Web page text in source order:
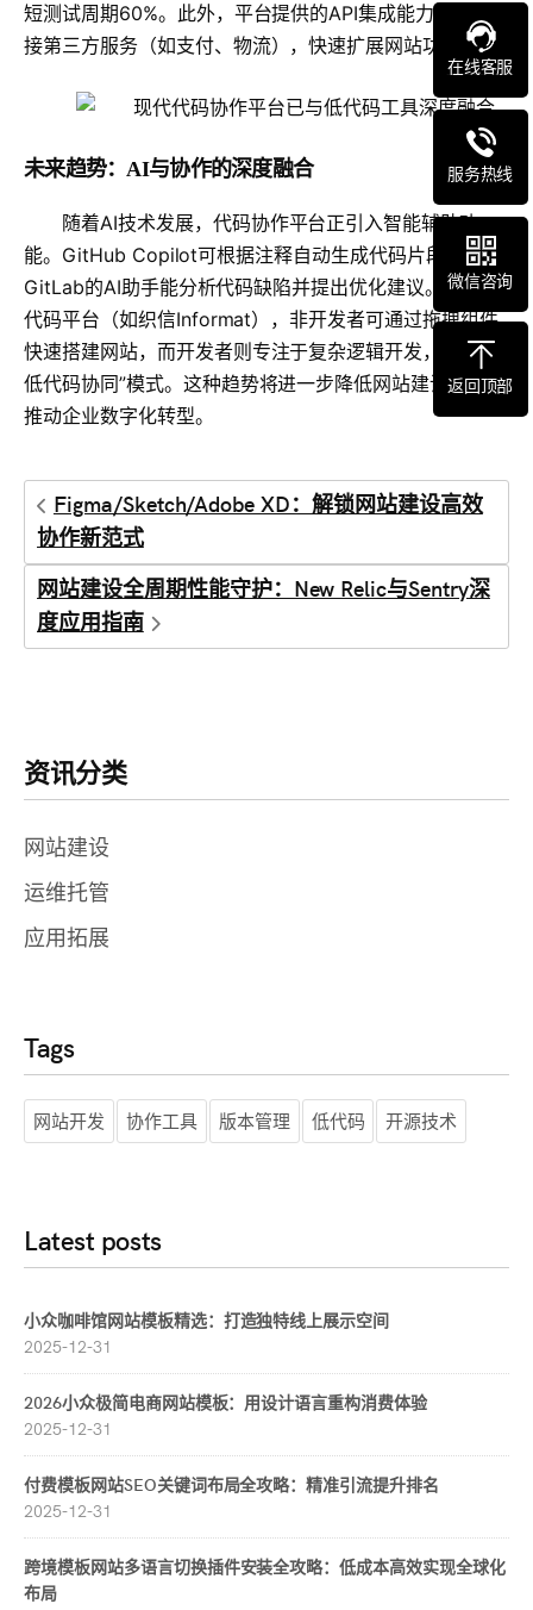
短测试周期60%。此外，平台提供的API集成能力，可连
接第三方服务（如支付、物流），快速扩展网站功能。
未来趋势：AI与协作的深度融合
随着AI技术发展，代码协作平台正引入智能辅助功
能。GitHub Copilot可根据注释自动生成代码片段，
GitLab的AI助手能分析代码缺陷并提出优化建议。结合低
代码平台（如织信Informat），非开发者可通过拖拽组件
快速搭建网站，而开发者则专注于复杂逻辑开发，形成“高
低代码协同”模式。这种趋势将进一步降低网站建设门槛，
推动企业数字化转型。
Figma/Sketch/Adobe XD：解锁网站建设高效
协作新范式
网站建设全周期性能守护：New Relic与Sentry深
度应用指南
资讯分类
网站建设
运维托管
应用拓展
Tags
网站开发 协作工具 版本管理 低代码 开源技术
Latest posts
小众咖啡馆网站模板精选：打造独特线上展示空间
2025-12-31
2026小众极简电商网站模板：用设计语言重构消费体验
2025-12-31
付费模板网站SEO关键词布局全攻略：精准引流提升排名
2025-12-31
跨境模板网站多语言切换插件安装全攻略：低成本高效实现全球化
布局
在线客服
服务热线
微信咨询
返回顶部